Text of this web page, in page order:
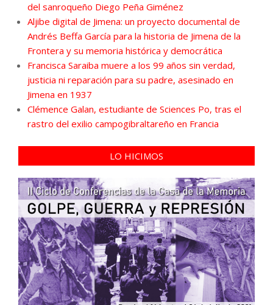
del sanroqueño Diego Peña Giménez
Aljibe digital de Jimena: un proyecto documental de
Andrés Beffa García para la historia de Jimena de la
Frontera y su memoria histórica y democrática
Francisca Saraiba muere a los 99 años sin verdad,
justicia ni reparación para su padre, asesinado en
Jimena en 1937
Clémence Galan, estudiante de Sciences Po, tras el
rastro del exilio campogibraltareño en Francia
LO HICIMOS